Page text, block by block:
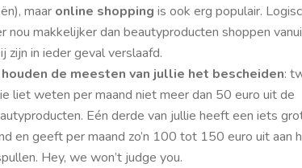
maar online shopping is ook erg populair.
nou makkelijker dan beautyproducten shoppen
zijn in ieder geval verslaafd.
de meesten van jullie het bescheiden:
liet weten per maand niet meer dan 50 euro uit de
Eén derde van jullie heeft een iets
en geeft per maand zo’n 100 tot 150 euro uit aan
Hey, we won’t judge you.